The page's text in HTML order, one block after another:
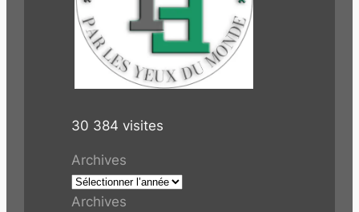
30 384 visites
Archives
Archives